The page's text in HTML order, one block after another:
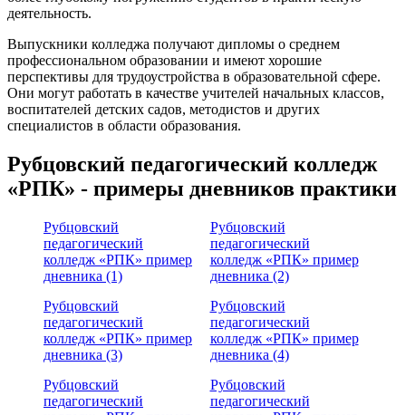
деятельность.
Выпускники колледжа получают дипломы о среднем
профессиональном образовании и имеют хорошие
перспективы для трудоустройства в образовательной сфере.
Они могут работать в качестве учителей начальных классов,
воспитателей детских садов, методистов и других
специалистов в области образования.
Рубцовский педагогический колледж
«РПК» - примеры дневников практики
Рубцовский
педагогический
колледж «РПК» пример
дневника (1)
Рубцовский
педагогический
колледж «РПК» пример
дневника (2)
Рубцовский
педагогический
колледж «РПК» пример
дневника (3)
Рубцовский
педагогический
колледж «РПК» пример
дневника (4)
Рубцовский
педагогический
Рубцовский
педагогический